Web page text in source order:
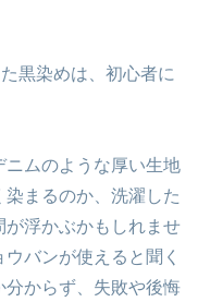
黒染めは、初心者に
ムのような厚い生地
まるのか、洗濯した
が浮かぶかもしれませ
バンが使えると聞く
からず、失敗や後悔